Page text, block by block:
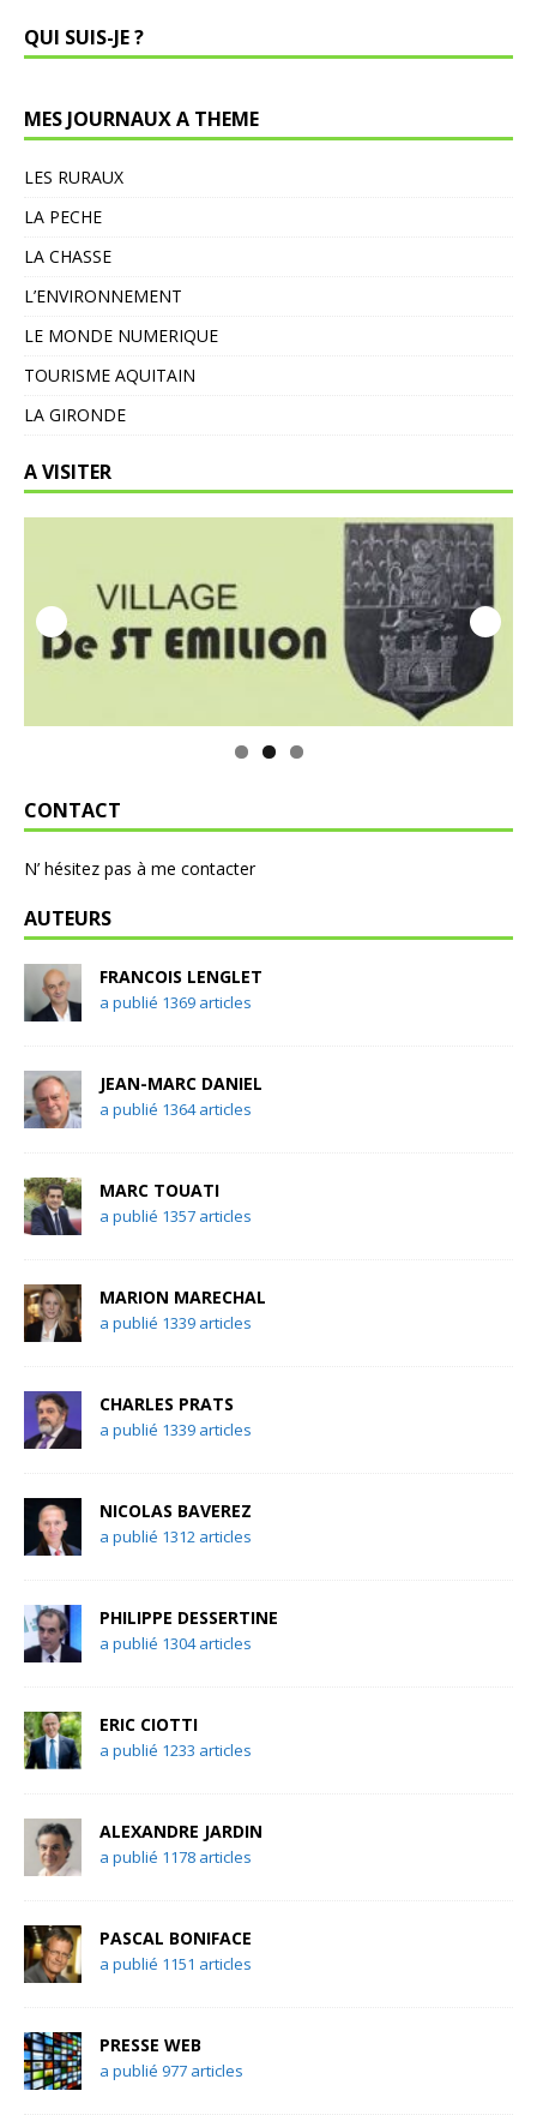
QUI SUIS-JE ?
MES JOURNAUX A THEME
LES RURAUX
LA PECHE
LA CHASSE
L’ENVIRONNEMENT
LE MONDE NUMERIQUE
TOURISME AQUITAIN
LA GIRONDE
A VISITER
CONTACT
N’ hésitez pas à me contacter
AUTEURS
FRANCOIS LENGLET
a publié 1369 articles
JEAN-MARC DANIEL
a publié 1364 articles
MARC TOUATI
a publié 1357 articles
MARION MARECHAL
a publié 1339 articles
CHARLES PRATS
a publié 1339 articles
NICOLAS BAVEREZ
a publié 1312 articles
PHILIPPE DESSERTINE
a publié 1304 articles
ERIC CIOTTI
a publié 1233 articles
ALEXANDRE JARDIN
a publié 1178 articles
PASCAL BONIFACE
a publié 1151 articles
PRESSE WEB
a publié 977 articles